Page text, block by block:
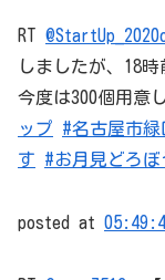
RT
しましたが、18
今度は300個用意
ップ
#名古屋市緑
す
#お月見どろぼ
posted at